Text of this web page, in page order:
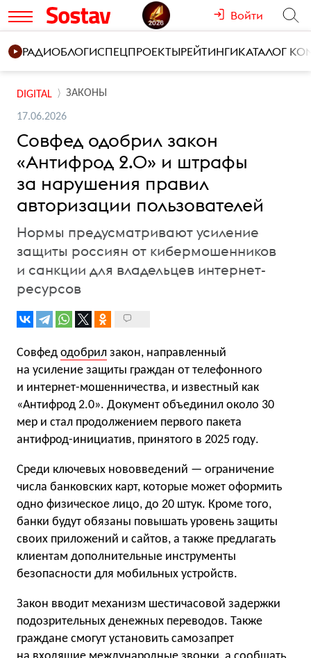
Войти
РАДИОБЛОГИСПЕЦПРОЕКТЫРЕЙТИНГИКАТАЛОГ
DIGITAL ЗАКОНЫ
17.06.2026
Совфед одобрил закон
«Антифрод 2.0» и штрафы
за нарушения правил
авторизации пользователей
Нормы предусматривают усиление
защиты россиян от кибермошенников
и санкции для владельцев интернет-
ресурсов
Совфед одобрил закон, направленный
на усиление защиты граждан от телефонного
и интернет-мошенничества, и известный как
«Антифрод 2.0». Документ объединил около 30
мер и стал продолжением первого пакета
антифрод-инициатив, принятого в 2025 году.
Среди ключевых нововведений — ограничение
числа банковских карт, которые может оформить
одно физическое лицо, до 20 штук. Кроме того,
банки будут обязаны повышать уровень защиты
своих приложений и сайтов, а также предлагать
клиентам дополнительные инструменты
безопасности для мобильных устройств.
Закон вводит механизм шестичасовой задержки
подозрительных денежных переводов. Также
граждане смогут установить самозапрет